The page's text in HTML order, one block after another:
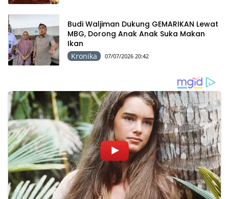
Budi Waljiman Dukung GEMARIKAN Lewat
MBG, Dorong Anak Anak Suka Makan
Ikan
Kronika 07/07/2026 20:42